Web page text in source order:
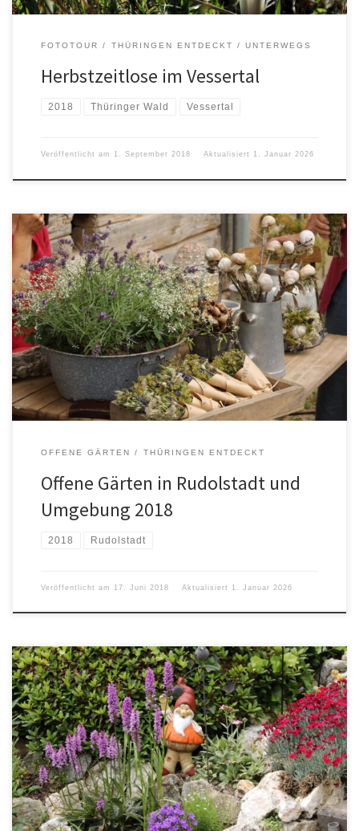
FOTOTOUR THÜRINGEN ENTDECKT UNTERWEGS
Herbstzeitlose im Vessertal
2018 Thüringer Wald Vessertal
Veröffentlicht am 1. September 2018 Aktualisiert 1. Januar 2026
OFFENE GÄRTEN THÜRINGEN ENTDECKT
Offene Gärten in Rudolstadt und
Umgebung 2018
2018 Rudolstadt
Veröffentlicht am 17. Juni 2018 Aktualisiert 1. Januar 2026